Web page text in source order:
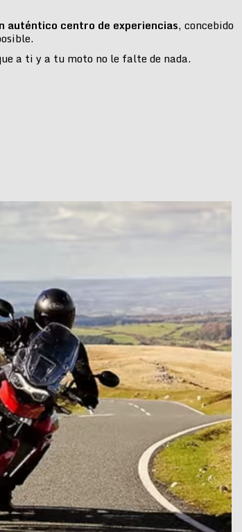
auténtico centro de experiencias, concebido
a ti y a tu moto no le falte de nada.